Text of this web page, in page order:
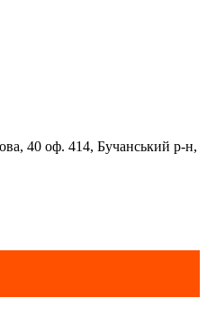
40 оф. 414, Бучанський р-н,